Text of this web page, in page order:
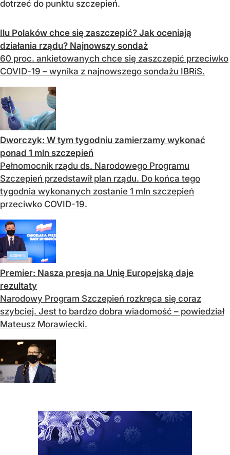
dotrzeć do punktu szczepień.
Ilu Polaków chce się zaszczepić? Jak oceniają
działania rządu? Najnowszy sondaż
60 proc. ankietowanych chce się zaszczepić przeciwko
COVID-19 – wynika z najnowszego sondażu IBRiS.
Dworczyk: W tym tygodniu zamierzamy wykonać
ponad 1 mln szczepień
Pełnomocnik rządu ds. Narodowego Programu
Szczepień przedstawił plan rządu. Do końca tego
tygodnia wykonanych zostanie 1 mln szczepień
przeciwko COVID-19.
Premier: Nasza presja na Unię Europejską daje
rezultaty
Narodowy Program Szczepień rozkręca się coraz
szybciej. Jest to bardzo dobra wiadomość – powiedział
Mateusz Morawiecki.